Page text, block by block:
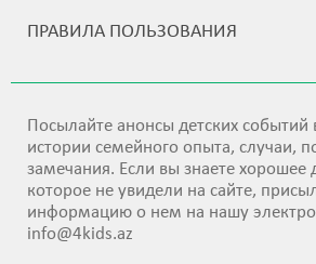
ПРАВИЛА ПОЛЬЗОВАНИЯ
Посылайте анонсы детских событий
истории семейного опыта, случаи,
замечания. Если вы знаете хорошее
которое не увидели на сайте,
информацию о нем на нашу
info@4kids.az